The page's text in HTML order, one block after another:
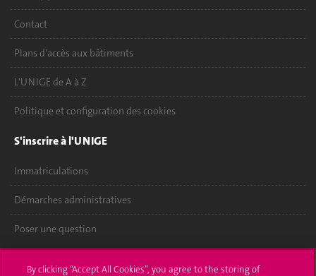
Contact
Plans d'accès aux bâtiments
L'UNIGE de A à Z
Politique et configuration des cookies
S'inscrire à l'UNIGE
Immatriculations
Démarches administratives
Poser une question
By clicking “Accept All Cookies”, you agree to the storing of